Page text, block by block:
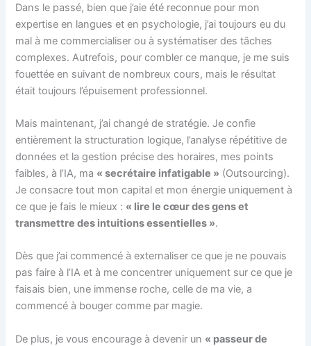
Dans le passé, bien que j’aie été reconnue pour mon
expertise en langues et en psychologie, j’ai toujours eu du
mal à me commercialiser ou à systématiser des tâches
complexes. Autrefois, pour combler ce manque, je me suis
fouettée en suivant de nombreux cours, mais le résultat
était toujours l’épuisement professionnel.
Mais maintenant, j’ai changé de stratégie. Je confie
entièrement la structuration logique, l’analyse répétitive de
données et la gestion précise des horaires, mes points
faibles, à l’IA, ma « secrétaire infatigable » (Outsourcing).
Je consacre tout mon capital et mon énergie uniquement à
ce que je fais le mieux : « lire le cœur des gens et
transmettre des intuitions essentielles ».
Dès que j’ai commencé à externaliser ce que je ne pouvais
pas faire à l’IA et à me concentrer uniquement sur ce que je
faisais bien, une immense roche, celle de ma vie, a
commencé à bouger comme par magie.
De plus, je vous encourage à devenir un « passeur de